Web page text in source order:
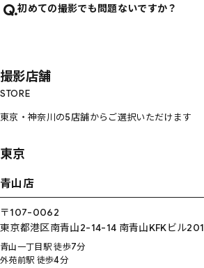
Q.初めての撮影でも問題ないですか？
撮影店舗
STORE
東京・神奈川の5店舗からご選択いただけます
東京
青山店
〒107-0062
東京都港区南青山2-14-14 南青山KFKビル201
青山一丁目駅 徒歩7分
外苑前駅 徒歩4分